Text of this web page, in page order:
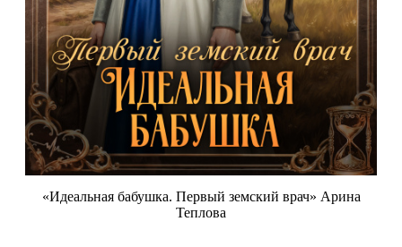
«Идеальная бабушка. Первый земский врач» Арина
Теплова